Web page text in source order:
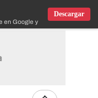
en Google y IOS
Descargar